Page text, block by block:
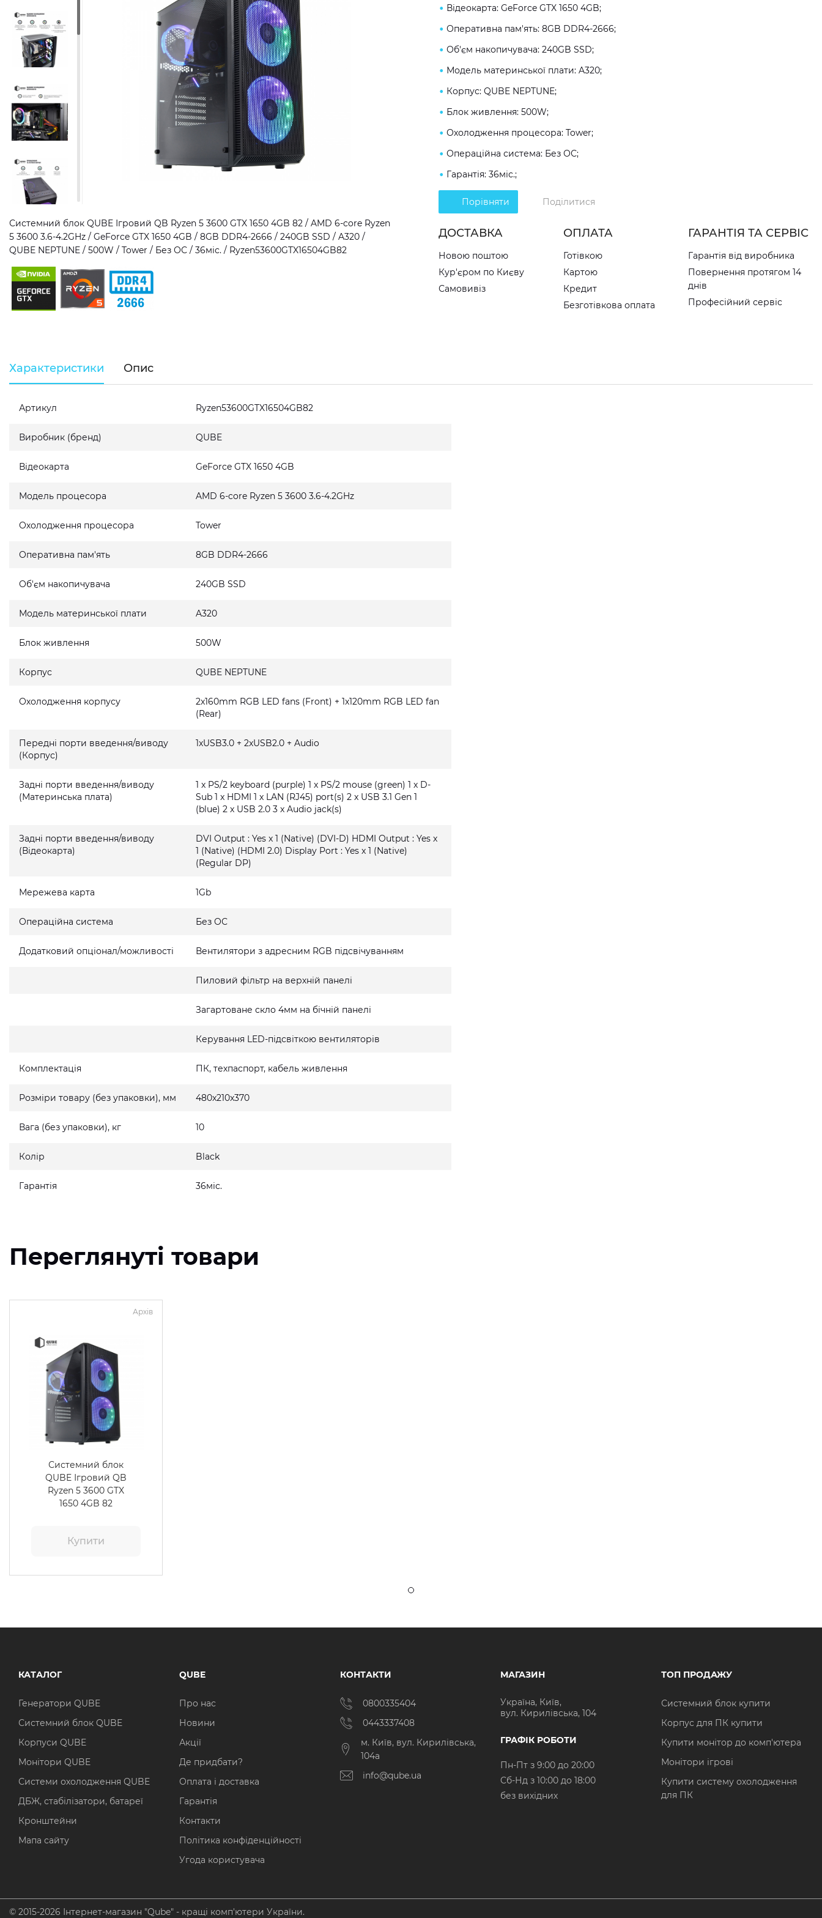
Системний блок QUBE Ігровий QB Ryzen 5 3600 GTX 1650 4GB 82 / AMD 6-core Ryzen
5 3600 3.6-4.2GHz / GeForce GTX 1650 4GB / 8GB DDR4-2666 / 240GB SSD / A320 /
QUBE NEPTUNE / 500W / Tower / Без ОС / 36міс. / Ryzen53600GTX16504GB82
Відеокарта: GeForce GTX 1650 4GB;
Оперативна пам'ять: 8GB DDR4-2666;
Об'єм накопичувача: 240GB SSD;
Модель материнської плати: A320;
Корпус: QUBE NEPTUNE;
Блок живлення: 500W;
Охолодження процесора: Tower;
Операційна система: Без ОС;
Гарантія: 36міс.;
Порівняти Поділитися
ДОСТАВКА
Новою поштою
Кур'єром по Києву
Самовивіз
ОПЛАТА
Готівкою
Картою
Кредит
Безготівкова оплата
ГАРАНТІЯ ТА СЕРВІС
Гарантія від виробника
Повернення протягом 14
днів
Професійний сервіс
Характеристики Опис
Артикул Ryzen53600GTX16504GB82
Виробник (бренд) QUBE
Відеокарта GeForce GTX 1650 4GB
Модель процесора AMD 6-core Ryzen 5 3600 3.6-4.2GHz
Охолодження процесора Tower
Оперативна пам'ять 8GB DDR4-2666
Об'єм накопичувача 240GB SSD
Модель материнської плати A320
Блок живлення 500W
Корпус QUBE NEPTUNE
Охолодження корпусу
2x160mm RGB LED fans (Front) + 1x120mm RGB LED fan
(Rear)
Передні порти введення/виводу
(Корпус)
1xUSB3.0 + 2xUSB2.0 + Audio
Задні порти введення/виводу
(Материнська плата)
1 x PS/2 keyboard (purple) 1 x PS/2 mouse (green) 1 x D-
Sub 1 x HDMI 1 x LAN (RJ45) port(s) 2 x USB 3.1 Gen 1
(blue) 2 x USB 2.0 3 x Audio jack(s)
Задні порти введення/виводу
(Відеокарта)
DVI Output : Yes x 1 (Native) (DVI-D) HDMI Output : Yes x
1 (Native) (HDMI 2.0) Display Port : Yes x 1 (Native)
(Regular DP)
Мережева карта 1Gb
Операційна система Без ОС
Додатковий опціонал/можливості Вентилятори з адресним RGB підсвічуванням
Пиловий фільтр на верхній панелі
Загартоване скло 4мм на бічній панелі
Керування LED-підсвіткою вентиляторів
Комплектація ПК, техпаспорт, кабель живлення
Розміри товару (без упаковки), мм 480x210x370
Вага (без упаковки), кг 10
Колір Black
Гарантія 36міс.
Переглянуті товари
Архів
Системний блок
QUBE Ігровий QB
Ryzen 5 3600 GTX
1650 4GB 82
Купити
КАТАЛОГ
Генератори QUBE
Системний блок QUBE
Корпуси QUBE
Монітори QUBE
Системи охолодження QUBE
ДБЖ, стабілізатори, батареї
Кронштейни
Мапа сайту
QUBE
Про нас
Новини
Акції
Де придбати?
Оплата і доставка
Гарантія
Контакти
Політика конфіденційності
Угода користувача
КОНТАКТИ
0800335404
0443337408
м. Київ, вул. Кирилівська,
104а
info@qube.ua
МАГАЗИН
Україна, Київ,
вул. Кирилівська, 104
ГРАФІК РОБОТИ
Пн-Пт з 9:00 до 20:00
Cб-Нд з 10:00 до 18:00
без вихідних
ТОП ПРОДАЖУ
Системний блок купити
Корпус для ПК купити
Купити монітор до комп'ютера
Монітори ігрові
Купити систему охолодження
для ПК
© 2015-2026 Інтернет-магазин "Qube" - кращі комп'ютери України.